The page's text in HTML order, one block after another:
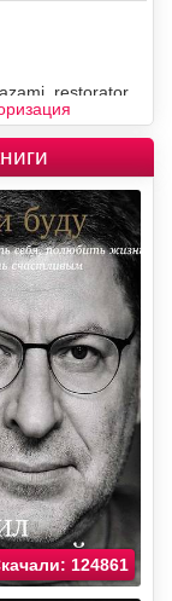
124861